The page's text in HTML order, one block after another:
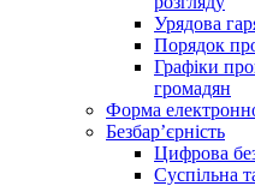
Урядова
Порядок
Графіки
громадян
Форма
Безбар’єрність
Цифрова
Суспільна